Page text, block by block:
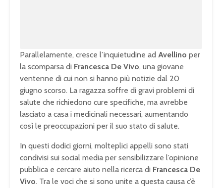
Parallelamente, cresce l’inquietudine ad Avellino per
la scomparsa di Francesca De Vivo, una giovane
ventenne di cui non si hanno più notizie dal 20
giugno scorso. La ragazza soffre di gravi problemi di
salute che richiedono cure specifiche, ma avrebbe
lasciato a casa i medicinali necessari, aumentando
così le preoccupazioni per il suo stato di salute.
In questi dodici giorni, molteplici appelli sono stati
condivisi sui social media per sensibilizzare l’opinione
pubblica e cercare aiuto nella ricerca di Francesca De
Vivo. Tra le voci che si sono unite a questa causa c’è